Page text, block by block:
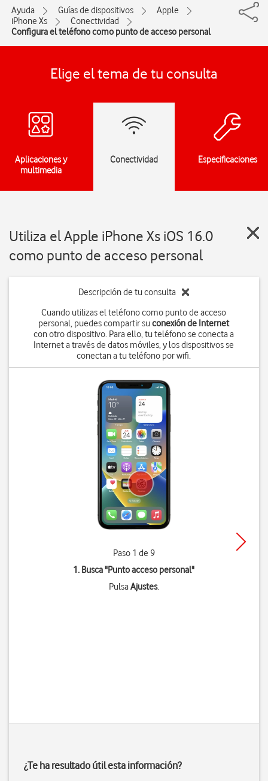
Ayuda Guías de dispositivos
Apple
iPhone Xs
Conectividad
Configura el teléfono como punto de acceso personal
Elige el tema de tu consulta
Aplicaciones y
multimedia
Conectividad Especificaciones
Utiliza el Apple iPhone Xs iOS 16.0
como punto de acceso personal
Descripción de tu consulta
Cuando utilizas el teléfono como punto de acceso
personal, puedes compartir suconexión de Internet
con otro dispositivo. Para ello, tu teléfono se conecta a
Internet a través de datos móviles, y los dispositivos se
conectan a tu teléfono por wifi.
Paso 1 de 9
1. Busca "Punto acceso personal"
PulsaAjustes.
¿Te ha resultado útil esta información?